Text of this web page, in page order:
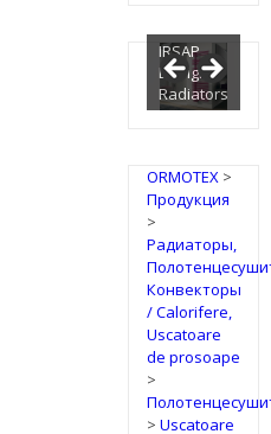
IRSAP
Design
Radiators
ORMOTEX>
Продукция
>
Радиаторы,
Конвекторы
/ Calorifere,
Uscatoare
de prosoape
>
> Uscatoare